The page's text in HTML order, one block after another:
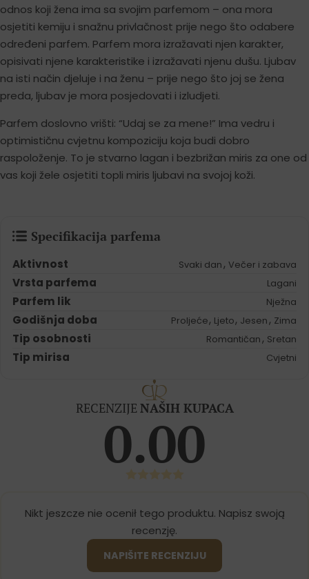
odnos koji žena ima sa svojim parfemom – ona mora
osjetiti kemiju i snažnu privlačnost prije nego što odabere
određeni parfem. Parfem mora izražavati njen karakter,
opisivati njene karakteristike i izražavati njenu dušu. Ljubav
na isti način djeluje i na ženu – prije nego što joj se žena
preda, ljubav je mora posjedovati i izludjeti.
Parfem doslovno vrišti: “Udaj se za mene!” Ima vedru i
optimističnu cvjetnu kompoziciju koja budi dobro
raspoloženje. To je stvarno lagan i bezbrižan miris za one od
vas koji žele osjetiti topli miris ljubavi na svojoj koži.
Specifikacija parfema
Aktivnost Svaki dan , Večer i zabava
Vrsta parfema Lagani
Parfem lik Nježna
Godišnja doba Proljeće, Ljeto, Jesen , Zima
Tip osobnosti Romantičan , Sretan
Tip mirisa Cvjetni
RECENZIJE NAŠIH KUPACA
0.00
Nikt jeszcze nie ocenił tego produktu. Napisz swoją
recenzję.
NAPIŠITE RECENZIJU